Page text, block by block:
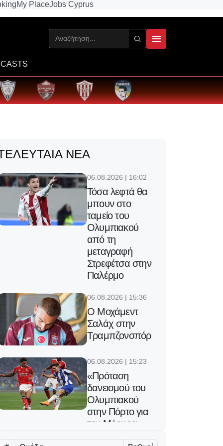
My PlaceJobs Cyprus
ΝΈΑ
06.08.2026 | 16:02
Τόσα λεφτά θα
μπουν στο
ταμείο του
Ολυμπιακού
από τη
μεταγραφή
Στρεφέτσα στην
Παλέρμο
06.08.2026 | 15:36
Ο Μοχάμεντ
Σαλάχ στην
Τραμπζονσπόρ
06.08.2026 | 15:23
«Πρόταση
δανεισμού του
Ολυμπιακού
στην Πόρτο για
τον Μόουρα»